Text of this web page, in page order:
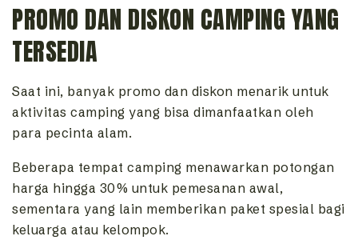
PROMO DAN DISKON CAMPING YANG
TERSEDIA
Saat ini, banyak promo dan diskon menarik untuk
aktivitas camping yang bisa dimanfaatkan oleh
para pecinta alam.
Beberapa tempat camping menawarkan potongan
harga hingga 30% untuk pemesanan awal,
sementara yang lain memberikan paket spesial bagi
keluarga atau kelompok.